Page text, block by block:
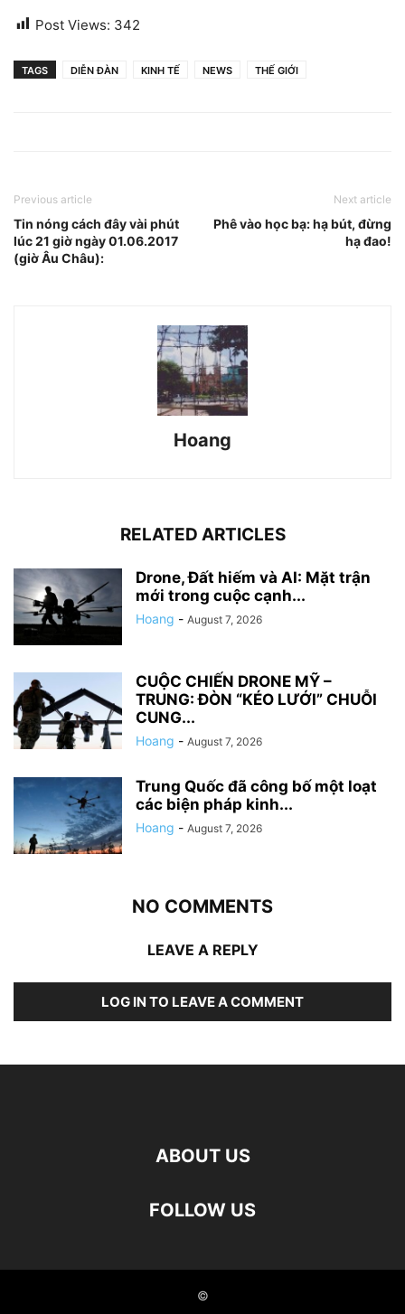
Post Views: 342
TAGS DIỄN ĐÀN KINH TẾ NEWS THẾ GIỚI
Previous article
Tin nóng cách đây vài phút
lúc 21 giờ ngày 01.06.2017
(giờ Âu Châu):
Next article
Phê vào học bạ: hạ bút, đừng
hạ đao!
Hoang
RELATED ARTICLES
Drone, Đất hiếm và AI: Mặt trận
mới trong cuộc cạnh...
Hoang - August 7, 2026
CUỘC CHIẾN DRONE MỸ –
TRUNG: ĐÒN “KÉO LƯỚI” CHUỖI
CUNG...
Hoang - August 7, 2026
Trung Quốc đã công bố một loạt
các biện pháp kinh...
Hoang - August 7, 2026
NO COMMENTS
LEAVE A REPLY
LOG IN TO LEAVE A COMMENT
ABOUT US
FOLLOW US
©